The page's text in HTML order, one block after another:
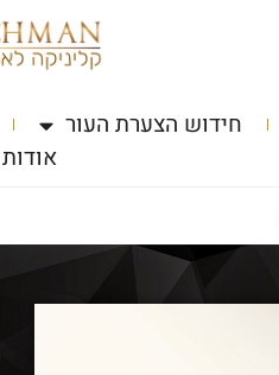
חידוש הצערת העור
אודות